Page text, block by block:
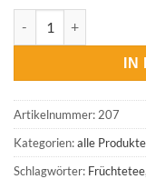
Artikelnummer: 207
Kategorien:alle Produkte
Schlagwörter: Früchtetee,